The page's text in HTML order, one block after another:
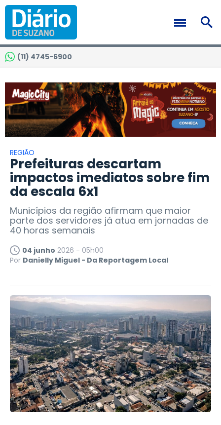
(11) 4745-6900
REGIÃO
Prefeituras descartam
impactos imediatos sobre fim
da escala 6x1
Municípios da região afirmam que maior
parte dos servidores já atua em jornadas de
40 horas semanais
04 junho 2026 - 05h00
Por Danielly Miguel - Da Reportagem Local